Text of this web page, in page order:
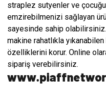
straplez sutyenler ve
emzirebilmenizi sağlayan
sayesinde sahip
makine rahatlıkla
özelliklerini korur. Online
sipariş verebilirsiniz.